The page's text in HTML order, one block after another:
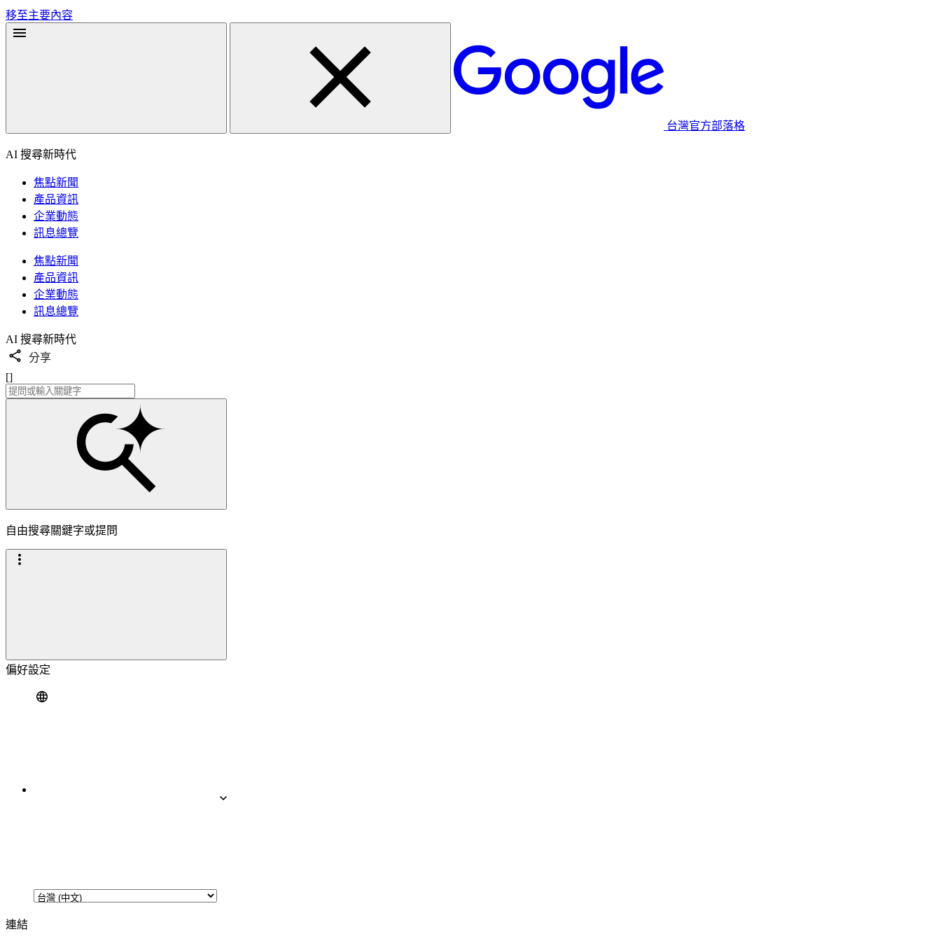
移至主要內容
台灣官方部落格
AI 搜尋新時代
焦點新聞
產品資訊
企業動態
訊息總覽
焦點新聞
產品資訊
企業動態
訊息總覽
AI 搜尋新時代
分享
[]
自由搜尋關鍵字或提問
偏好設定
連結